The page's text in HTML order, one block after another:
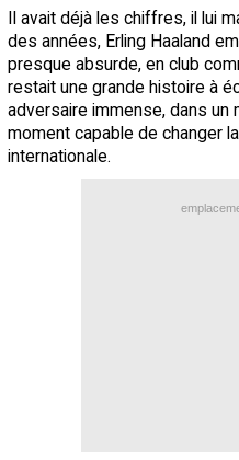
Il avait déjà les chiffres, il lui
des années, Erling Haaland
presque absurde, en club
restait une grande histoire à
adversaire immense, dans un
moment capable de changer
internationale.